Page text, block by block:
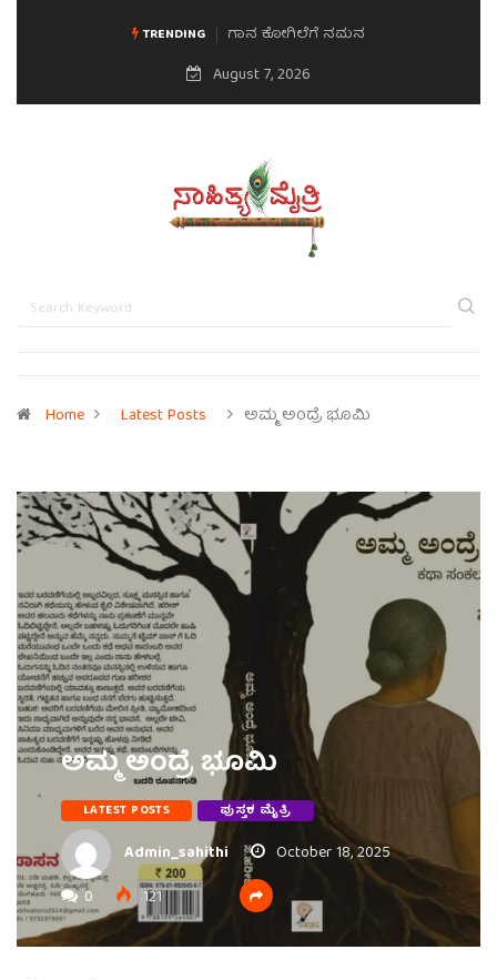
TRENDING
ಗಾನ ಕೋಗಿಲೆಗೆ ನಮನ ಮನಸಿನ ಸವಿಭಾವ
August 7, 2026
Home Latest Posts ಅಮ್ಮ ಅಂದ್ರೆ ಭೂಮಿ
ಅಮ್ಮ ಅಂದ್ರೆ ಭೂಮಿ
LATEST POSTS ಪುಸ್ತಕ ಮೈತ್ರಿ
Admin_sahithi
October 18, 2025
0
121